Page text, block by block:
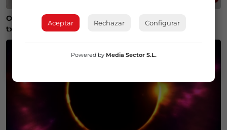
Onintza Enbeita y Ainhoa Urrejola, pregonera y
txupinera de Aste Nagusia 2026 en Bilbao
Aceptar Rechazar Configurar
Powered by Media Sector S.L.